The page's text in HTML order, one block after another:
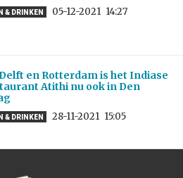
& DRINKEN 05-12-2021 14:27
en Rotterdam is het Indiase
Atithi nu ook in Den
& DRINKEN 28-11-2021 15:05